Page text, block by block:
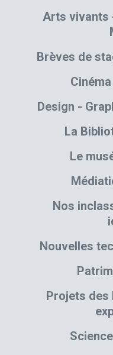
Arts vivants
Brèves de
Design -
La
Le
Nos
Nouvelles
Projets des